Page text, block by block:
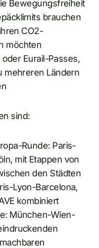
Bewegungsfreiheit
brauchen
CO2-
möchten
Eurail-Passes,
mehreren Ländern
sind:
Runde: Paris-
mit Etappen von
den Städten
Lyon-Barcelona,
kombiniert
München-Wien-